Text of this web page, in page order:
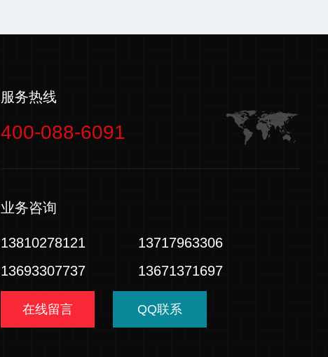
服务热线
400-088-6091
业务咨询
13810278121
13717963306
13693307737
13671371697
在线留言 QQ联系